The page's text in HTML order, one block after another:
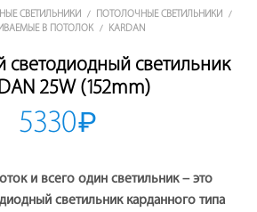
СВЕТИЛЬНИКИ / ПОТОЛОЧНЫЕ СВЕТИЛЬНИКИ /
В ПОТОЛОК / KARDAN
светодиодный светильник
25W (152mm)
5330₽
и всего один светильник – это
светильник карданного типа